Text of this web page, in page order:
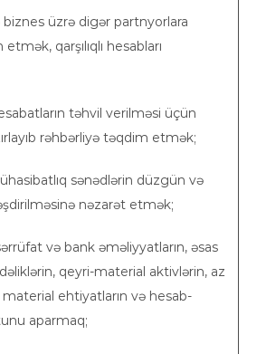
üzrə digər partnyorlara
qarşılıqlı hesabları
təhvil verilməsi üçün
rəhbərliyə təqdim etmək;
sənədlərin düzgün və
nəzarət etmək;
və bank əməliyyatların, əsas
qeyri-material aktivlərin, az
material ehtiyatların və hesab-
aparmaq;